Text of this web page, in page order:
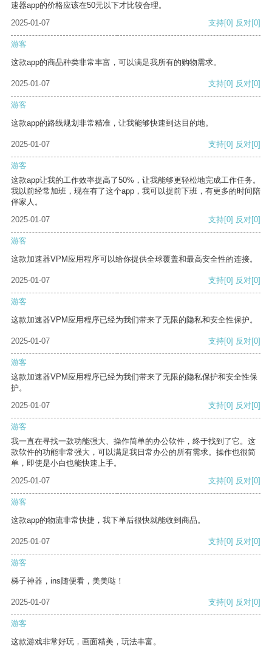
速器app的价格应该在50元以下才比较合理。
2025-01-07
支持[0] 反对[0]
游客
这款app的商品种类非常丰富，可以满足我所有的购物需求。
2025-01-07 支持[0] 反对[0]
游客
这款app的路线规划非常精准，让我能够快速到达目的地。
2025-01-07 支持[0] 反对[0]
游客
这款app让我的工作效率提高了50%，让我能够更轻松地完成工作任务。
我以前经常加班，现在有了这个app，我可以提前下班，有更多的时间陪
伴家人。
2025-01-07
支持[0] 反对[0]
游客
这款加速器VPM应用程序可以给你提供全球覆盖和最高安全性的连接。
2025-01-07 支持[0] 反对[0]
游客
这款加速器VPM应用程序已经为我们带来了无限的隐私和安全性保护。
2025-01-07 支持[0] 反对[0]
游客
这款加速器VPM应用程序已经为我们带来了无限的隐私保护和安全性保
护。
2025-01-07
支持[0] 反对[0]
游客
我一直在寻找一款功能强大、操作简单的办公软件，终于找到了它。这
款软件的功能非常强大，可以满足我日常办公的所有需求。操作也很简
单，即使是小白也能快速上手。
2025-01-07
支持[0] 反对[0]
游客
这款app的物流非常快捷，我下单后很快就能收到商品。
2025-01-07 支持[0] 反对[0]
游客
梯子神器，ins随便看，美美哒！
2025-01-07 支持[0] 反对[0]
游客
这款游戏非常好玩，画面精美，玩法丰富。